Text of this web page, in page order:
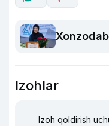
Izohlar
Izoh qoldirish